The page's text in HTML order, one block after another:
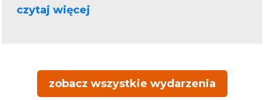
czytaj więcej
zobacz wszystkie wydarzenia